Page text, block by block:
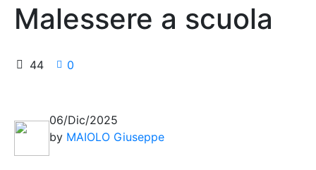
Malessere a scuola
44 0
06/Dic/2025
by MAIOLO Giuseppe